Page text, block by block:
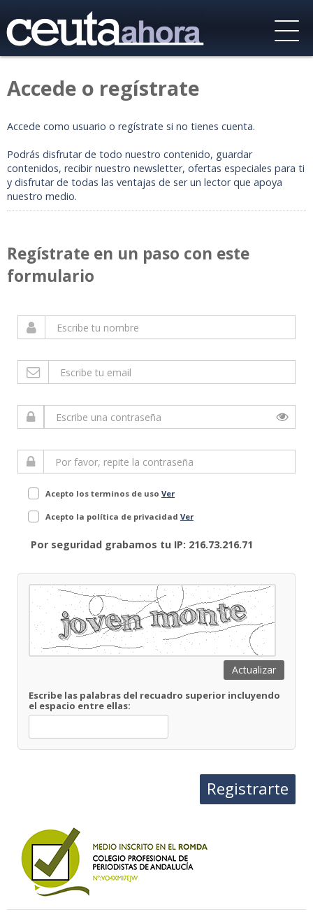
Accede o regístrate
Accede como usuario o regístrate si no tienes cuenta.
Podrás disfrutar de todo nuestro contenido, guardar
contenidos, recibir nuestro newsletter, ofertas especiales para ti
y disfrutar de todas las ventajas de ser un lector que apoya
nuestro medio.
Regístrate en un paso con este
formulario
Acepto los terminos de uso Ver
Acepto la política de privacidad Ver
Por seguridad grabamos tu IP: 216.73.216.71
Actualizar
Escribe las palabras del recuadro superior incluyendo
el espacio entre ellas:
Registrarte